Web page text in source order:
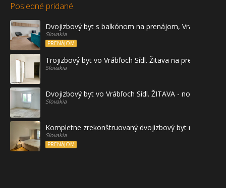
Posledné pridané
Dvojizbový byt s balkónom na prenájom, Vráble
Slovakia
PRENÁJOM
Trojizbový byt vo Vrábľoch Sídl. Žitava na predaj - prvé
Slovakia
Dvojizbový byt vo Vrábľoch Sídl. ŽITAVA - novostavba
Slovakia
Kompletne zrekonštruovaný dvojizbový byt na
Slovakia
PRENÁJOM